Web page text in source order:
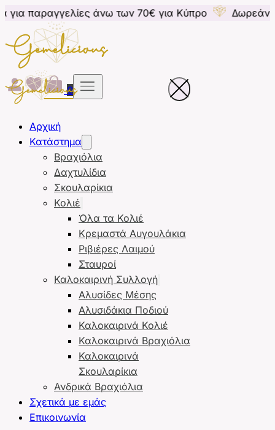
άνω των 70€ για Κύπρο Δωρεάν μεταφορικά
0
Αρχική
Κατάστημα
Βραχιόλια
Δαχτυλίδια
Σκουλαρίκια
Κολιέ
Όλα τα Κολιέ
Κρεμαστά Αυγουλάκια
Ριβιέρες Λαιμού
Σταυροί
Καλοκαιρινή Συλλογή
Αλυσίδες Μέσης
Αλυσιδάκια Ποδιού
Καλοκαιρινά Κολιέ
Καλοκαιρινά Βραχιόλια
Καλοκαιρινά
Σκουλαρίκια
Ανδρικά Βραχιόλια
Σχετικά με εμάς
Επικοινωνία